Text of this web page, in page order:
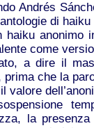
Andrés
di
anonimo
come
a dire il
prima che la
valore
la